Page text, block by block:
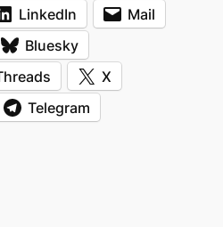
LinkedIn
Mail
Bluesky
X
Telegram